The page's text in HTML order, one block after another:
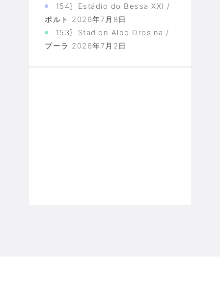
154〗Estádio do Bessa XXI /
ポルト 2026年7月8日
153〗Stadion Aldo Drosina /
プーラ 2026年7月2日